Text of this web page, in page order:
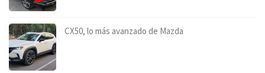
CX50, lo más avanzado de Mazda